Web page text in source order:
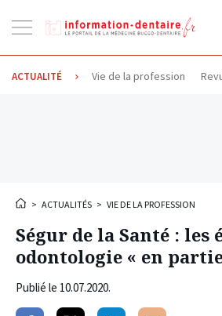
la
navigation
ACTUALITÉ Vie de la profession
> ACTUALITÉS > VIE DE LA PROFESSION
Ségur de la Santé : les
odontologie « en
Publié le 10.07.2020.